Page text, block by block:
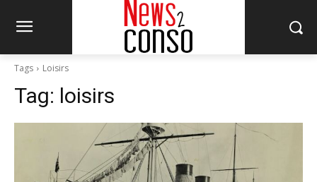
Tags Loisirs
Tag: loisirs